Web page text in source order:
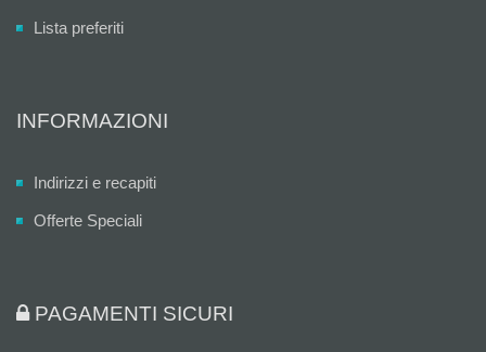
Lista preferiti
INFORMAZIONI
Indirizzi e recapiti
Offerte Speciali
PAGAMENTI SICURI